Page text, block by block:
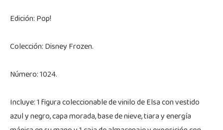
Edición: Pop!
Colección: Disney Frozen.
Número: 1024.
Incluye: 1 figura coleccionable de vinilo de Elsa con vestido
azul y negro, capa morada, base de nieve, tiara y energía